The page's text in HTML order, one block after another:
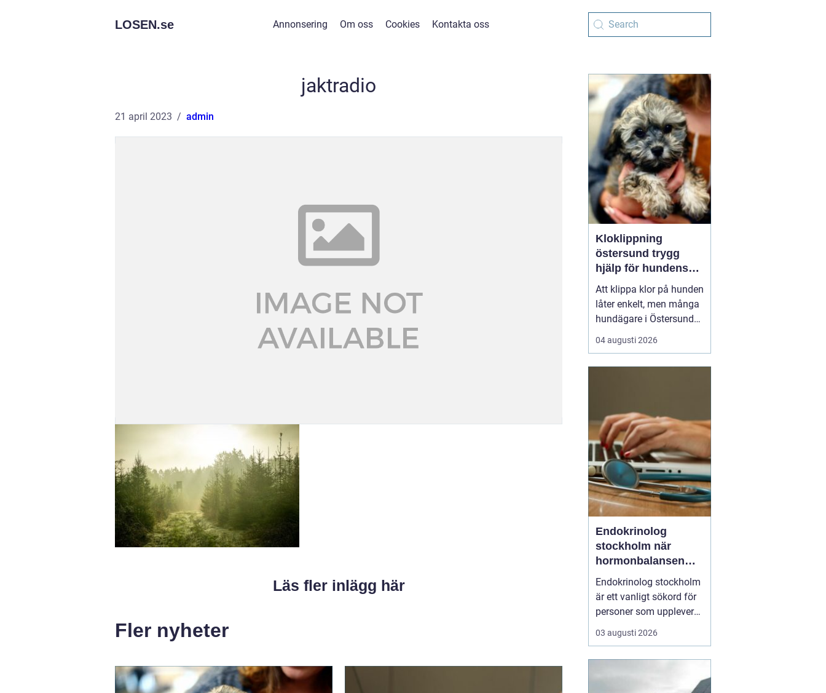
LOSEN.se Annonsering Om oss Cookies Kontakta oss
jaktradio
21 april 2023 admin
Läs fler inlägg här
Fler nyheter
Kloklippning
östersund trygg
hjälp för hundens
tassar
Att klippa klor på hunden
låter enkelt, men många
hundägare i Östersund
upplever motsatsen.
Hunden rycker undan
långa. Samtidigt vet de
flesta att friska ...
04 augusti 2026
Endokrinolog
stockholm när
hormonbalansen
behöver
specialistvård
Endokrinolog stockholm
är ett vanligt sökord för
personer som upplever
trötthet, viktförändringar,
humörsvängningar eller
03 augusti 2026